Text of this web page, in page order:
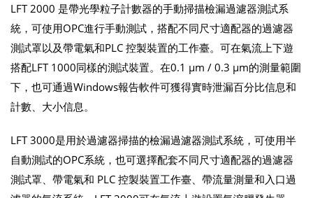
LFT 2000 是帶光學粒子計數器的手動掃描檢漏過濾器測試系
統，可使用OPC進行手動測試，搭配不同尺寸適配器的過濾器
測試罩以及帶電氣和PLC 控製裝置的工作臺。可在氣流上下遊
搭配LFT 1000同樣的測試裝置。在0.1 µm / 0.3 µm的測量範圍
下，也可通過Windows報告軟件可獲得實時泄漏百分比信息和
計數、大小信息。
LFT 3000是用於過濾器掃描的檢漏過濾器測試系統，可使用半
自動測試的OPC系統，也可選擇配套不同尺寸適配器的過濾器
測試罩、帶電氣和 PLC 控製裝置工作臺、帶流量測量和入口過